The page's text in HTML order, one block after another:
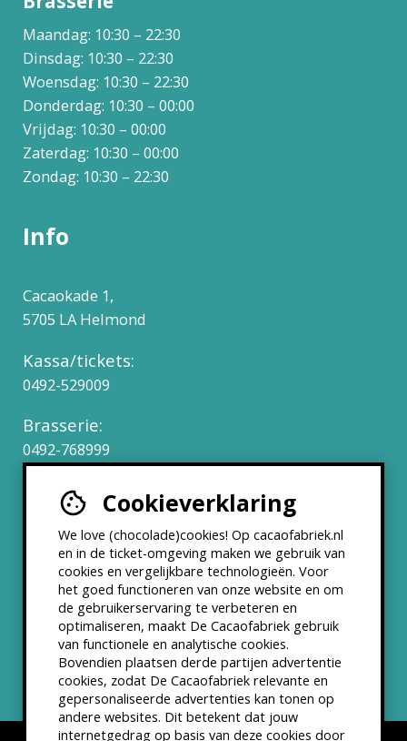
Cookieverklaring
We love (chocolade)cookies! Op cacaofabriek.nl
en in de ticket-omgeving maken we gebruik van
cookies en vergelijkbare technologieën. Voor
het goed functioneren van onze website en om
de gebruikerservaring te verbeteren en
optimaliseren, maakt De Cacaofabriek gebruik
van functionele en analytische cookies.
Bovendien plaatsen derde partijen advertentie
cookies, zodat De Cacaofabriek relevante en
gepersonaliseerde advertenties kan tonen op
andere websites. Dit betekent dat jouw
internetgedrag op basis van deze cookies door
Maandag: 10:30 – 22:30
Dinsdag: 10:30 – 22:30
Woensdag: 10:30 – 22:30
Donderdag: 10:30 – 00:00
Vrijdag: 10:30 – 00:00
Zaterdag: 10:30 – 00:00
Zondag: 10:30 – 22:30
Info
Cacaokade 1,
5705 LA Helmond
Kassa/tickets:
0492-529009
Brasserie:
0492-768999
Werken bij
Partners & Samenwerkingen
ANBI status
Nieuwsbrief